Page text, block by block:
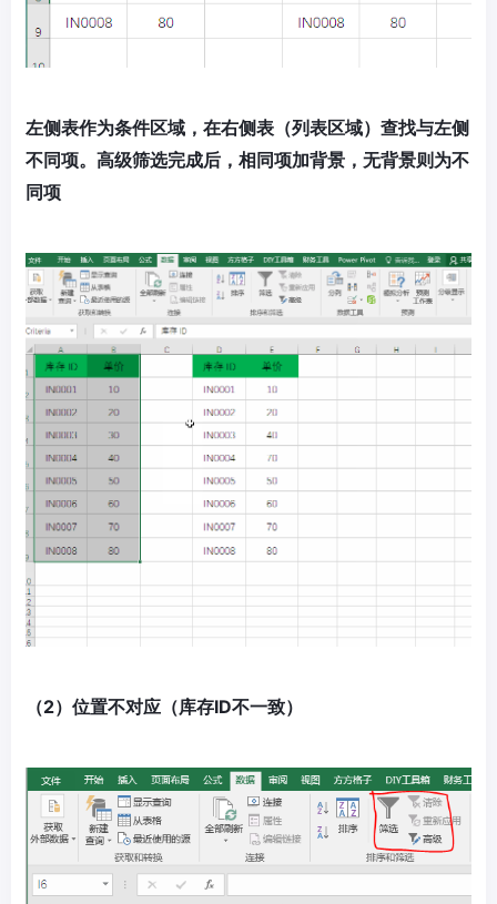
左侧表作为条件区域，在右侧表（列表区域）查找与左侧
不同项。高级筛选完成后，相同项加背景，无背景则为不
同项
（2）位置不对应（库存ID不一致）